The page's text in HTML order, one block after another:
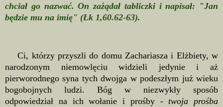
chciał go nazwać. On zażądał tabliczki i napisał: "Jan
będzie mu na imię" (Łk 1,60.62-63).
Ci, którzy przyszli do domu Zachariasza i Elżbiety, w
narodzonym niemowlęciu widzieli jedynie i aż
pierworodnego syna tych dwojga w podeszłym już wieku
bogobojnych ludzi. Bóg w niezwykły sposób
odpowiedział na ich wołanie i prośby - twoja prośba